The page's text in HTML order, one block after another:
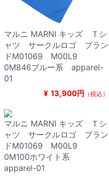
マルニ MARNI キッズ Ｔシ
ャツ サークルロゴ ブラン
ドM01069 M00L9
0M846ブルー系 apparel-
01
¥ 13,900円 （税込）
マルニ MARNI キッズ Ｔシ
ャツ サークルロゴ ブラン
ドM01069 M00L9
0M100ホワイト系
apparel-01